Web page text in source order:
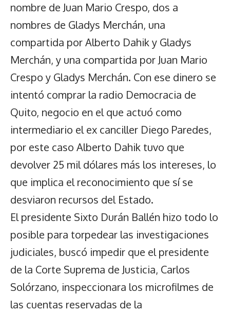
nombre de Juan Mario Crespo, dos a
nombres de Gladys Merchán, una
compartida por Alberto Dahik y Gladys
Merchán, y una compartida por Juan Mario
Crespo y Gladys Merchán. Con ese dinero se
intentó comprar la radio Democracia de
Quito, negocio en el que actuó como
intermediario el ex canciller Diego Paredes,
por este caso Alberto Dahik tuvo que
devolver 25 mil dólares más los intereses, lo
que implica el reconocimiento que sí se
desviaron recursos del Estado.
El presidente Sixto Durán Ballén hizo todo lo
posible para torpedear las investigaciones
judiciales, buscó impedir que el presidente
de la Corte Suprema de Justicia, Carlos
Solórzano, inspeccionara los microfilmes de
las cuentas reservadas de la